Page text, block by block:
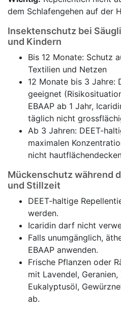
dem Schlafengehen auf der
Insektenschutz bei
und Kindern
Bis 12 Monate: Schutz
Textilien und Netzen
12 Monate bis 3 Jahre:
geeignet
EBAAP ab 1 Jahr,
täglich nicht
Ab 3 Jahren: DEET-
maximalen
nicht
Mückenschutz während
und Stillzeit
DEET-haltige
werden.
Icaridin darf nicht
Falls unumgänglich,
EBAAP anwenden.
Frische Pflanzen oder
mit Lavendel,
Eukalyptusöl,
ab.